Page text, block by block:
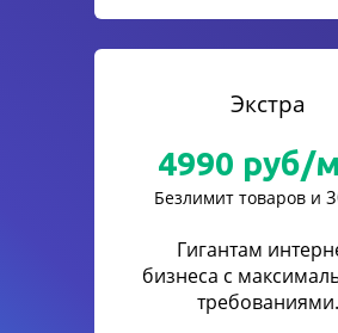
Экстра
4990 руб/
Безлимит товаров и
Гигантам
бизнеса с
требованиями.